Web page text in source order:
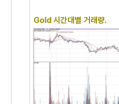
Gold 시간대별 거래량.